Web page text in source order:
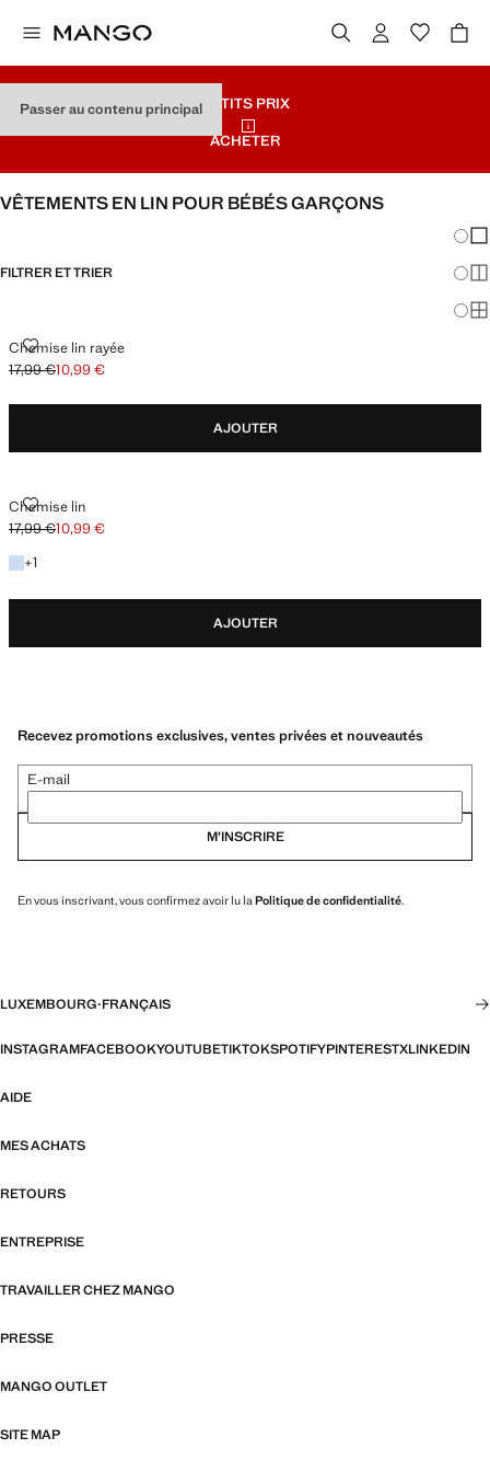
Passer au contenu principalPETITS PRIX
ACHETER
VÊTEMENTS EN LIN POUR BÉBÉS GARÇONS
FILTRER ET TRIER
Chemise lin rayée
CHEMISE LIN RAYÉE
Prix initial barré [17,99 € ]
17,99 €
Prix actuel [10,99 € ]
10,99 €
AJOUTER
Chemise lin
CHEMISE LIN
Prix initial barré [17,99 € ]
17,99 €
Prix actuel [10,99 € ]
10,99 €
+1
+1 couleur
AJOUTER
Recevez promotions exclusives, ventes privées et nouveautés
E-mail
M’INSCRIRE
En vous inscrivant, vous confirmez avoir lu la Politique de confidentialité.
LUXEMBOURG·FRANÇAIS
INSTAGRAMFACEBOOKYOUTUBETIKTOKSPOTIFYPINTERESTXLINKEDIN
AIDE
MES ACHATS
RETOURS
ENTREPRISE
TRAVAILLER CHEZ MANGO
PRESSE
MANGO OUTLET
SITE MAP